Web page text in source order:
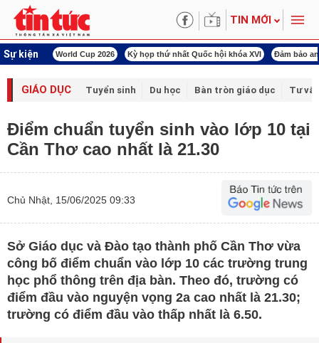
TIN MỚI
Sự kiện
Việt Nam World Cup 2026 Kỳ họp thứ nhất Quốc hội khóa XVI Đảm bảo
GIÁO DỤC Tuyển sinh Du học Bàn tròn giáo dục Tư
Điểm chuẩn tuyển sinh vào lớp 10 tại
Cần Thơ cao nhất là 21.30
Chủ Nhật, 15/06/2025 09:33
Sở Giáo dục và Đào tạo thành phố Cần Thơ vừa
công bố điểm chuẩn vào lớp 10 các trường trung
học phổ thông trên địa bàn. Theo đó, trường có
điểm đầu vào nguyện vọng 2a cao nhất là 21.30;
trường có điểm đầu vào thấp nhất là 6.50.